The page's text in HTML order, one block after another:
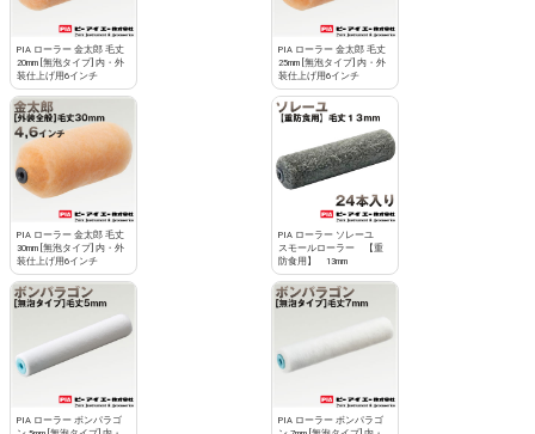
PIA ローラー 金太郎 毛丈
20mm [無泡タイプ] 内・外
装仕上げ用6インチ
PIA ローラー 金太郎 毛丈
25mm [無泡タイプ] 内・外
装仕上げ用6インチ
PIA ローラー 金太郎 毛丈
30mm [無泡タイプ] 内・外
装仕上げ用6インチ
PIA ローラー ソレーユ
スモールローラー 【重
防食用】 13mm
PIA ローラー ボンパラゴ
PIA ローラー ボンパラゴ